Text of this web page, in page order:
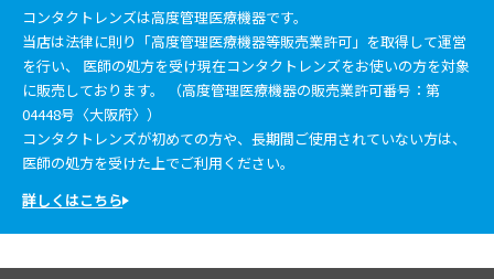
コンタクトレンズは高度管理医療機器です。
当店は法律に則り「高度管理医療機器等販売業許可」を取得して運営
を行い、 医師の処方を受け現在コンタクトレンズをお使いの方を対象
に販売しております。 （高度管理医療機器の販売業許可番号：第
04448号〈大阪府〉）
コンタクトレンズが初めての方や、長期間ご使用されていない方は、
医師の処方を受けた上でご利用ください。
詳しくはこちら